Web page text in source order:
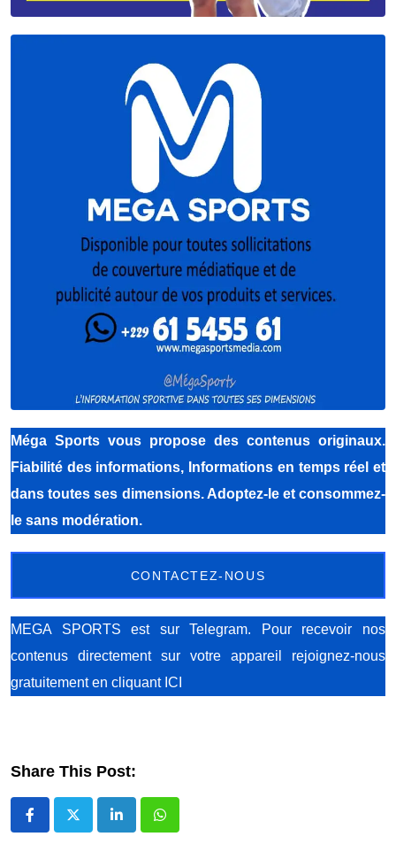
Méga Sports vous propose des contenus originaux.
Fiabilité des informations, Informations en temps réel et
dans toutes ses dimensions. Adoptez-le et consommez-
le sans modération.
CONTACTEZ-NOUS
MEGA SPORTS est sur Telegram. Pour recevoir nos
contenus directement sur votre appareil rejoignez-nous
gratuitementen cliquant ICI
Share This Post:
LinkedIn Whatsapp